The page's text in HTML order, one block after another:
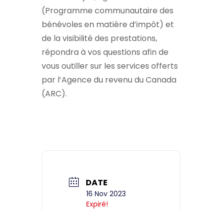
(Programme communautaire des
bénévoles en matière d’impôt) et
de la visibilité des prestations,
répondra à vos questions afin de
vous outiller sur les services offerts
par l’Agence du revenu du Canada
(ARC).
DATE
16 Nov 2023
Expiré!